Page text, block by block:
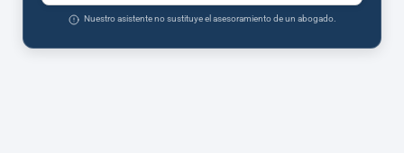
Nuestro asistente no sustituye el asesoramiento de un abogado.